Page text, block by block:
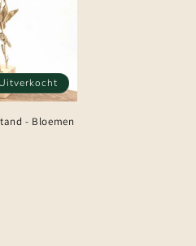
Uitverkocht
- Bloemen